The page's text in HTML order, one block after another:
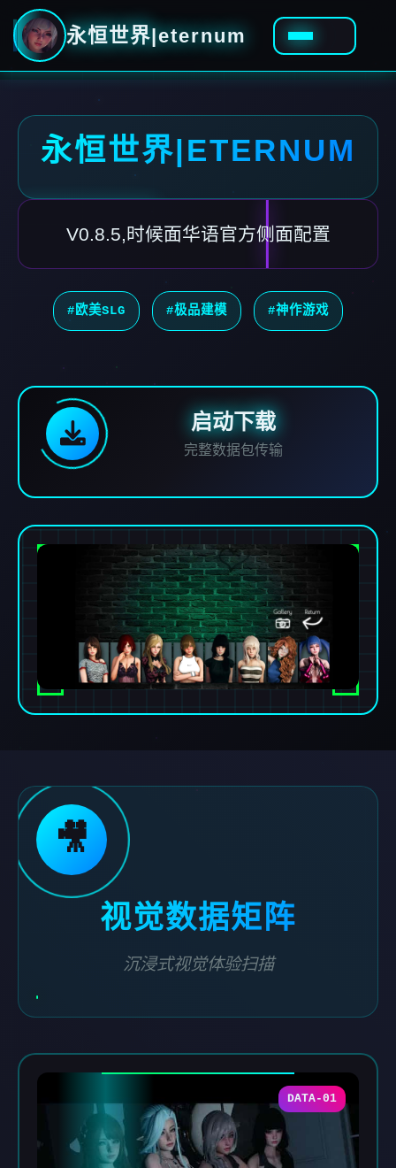
永恒世界|eternum
永恒世界|ETERNUM
V0.8.5,时候面华语官方侧面配置
#欧美SLG #极品建模 #神作游戏
启动下载
完整数据包传输
🎥
视觉数据矩阵
沉浸式视觉体验扫描
DATA-01